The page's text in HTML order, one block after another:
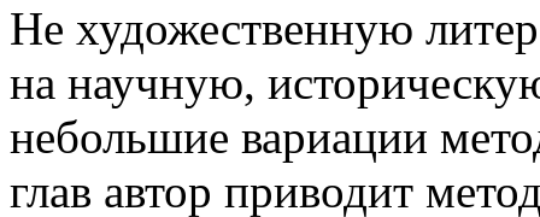
Не художественную
на научную,
небольшие вариации
глав автор приводит